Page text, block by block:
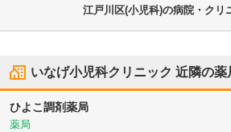
江戸川区(小児科)の病院・クリ
いなげ小児科クリニック 近隣の薬
ひよこ調剤薬局
薬局